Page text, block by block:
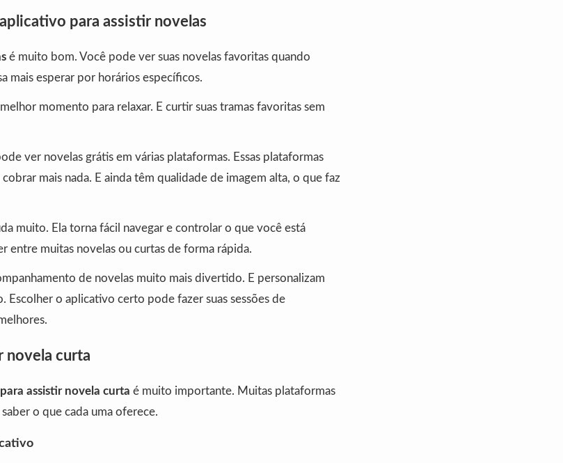
para assistir novelas
é muito bom. Você pode ver suas novelas favoritas quando
mais esperar por horários específicos.
momento para relaxar. E curtir suas tramas favoritas sem
ver novelas grátis em várias plataformas. Essas plataformas
mais nada. E ainda têm qualidade de imagem alta, o que faz
muito. Ela torna fácil navegar e controlar o que você está
entre muitas novelas ou curtas de forma rápida.
de novelas muito mais divertido. E personalizam
Escolher o aplicativo certo pode fazer suas sessões de
novela curta
assistir novela curta é muito importante. Muitas plataformas
o que cada uma oferece.